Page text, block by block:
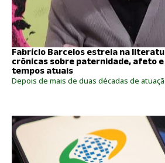
Fabrício Barcelos estreia na
crônicas sobre paternidade, afeto
tempos atuais
Depois de mais de duas décadas de